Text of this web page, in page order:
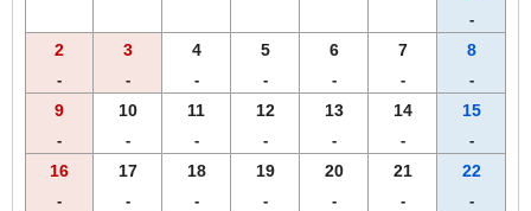
-
2
-
3
-
4
-
5
-
6
-
7
-
8
-
9
-
10
-
11
-
12
-
13
-
14
-
15
-
16
-
17
-
18
-
19
-
20
-
21
-
22
-